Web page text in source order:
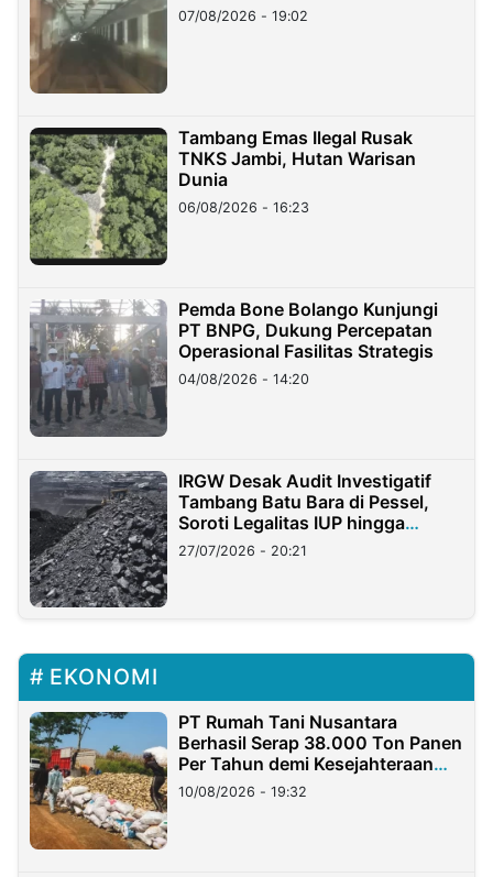
07/08/2026 - 19:02
Tambang Emas Ilegal Rusak
TNKS Jambi, Hutan Warisan
Dunia
06/08/2026 - 16:23
Pemda Bone Bolango Kunjungi
PT BNPG, Dukung Percepatan
Operasional Fasilitas Strategis
04/08/2026 - 14:20
IRGW Desak Audit Investigatif
Tambang Batu Bara di Pessel,
Soroti Legalitas IUP hingga
Stockpile
27/07/2026 - 20:21
EKONOMI
PT Rumah Tani Nusantara
Berhasil Serap 38.000 Ton Panen
Per Tahun demi Kesejahteraan
Petani
10/08/2026 - 19:32